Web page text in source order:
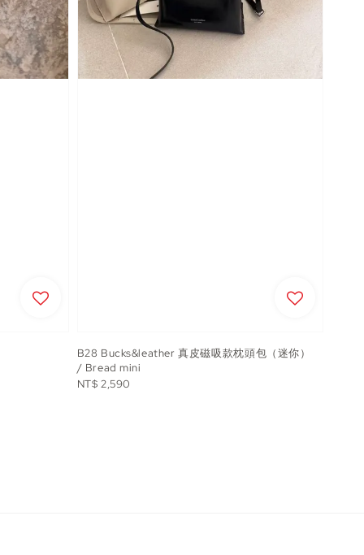
B28 Bucks&leather 真皮磁吸款枕頭包（迷你）
/ Bread mini
Regular
NT$ 2,590